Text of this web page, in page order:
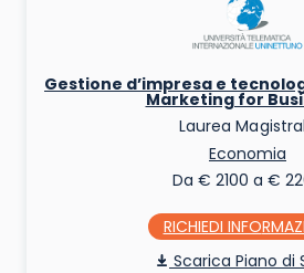
Gestione d’impresa e
Marketing for
Laurea
Economia
Da € 2100 a €
RICHIEDI INFO
Piano di